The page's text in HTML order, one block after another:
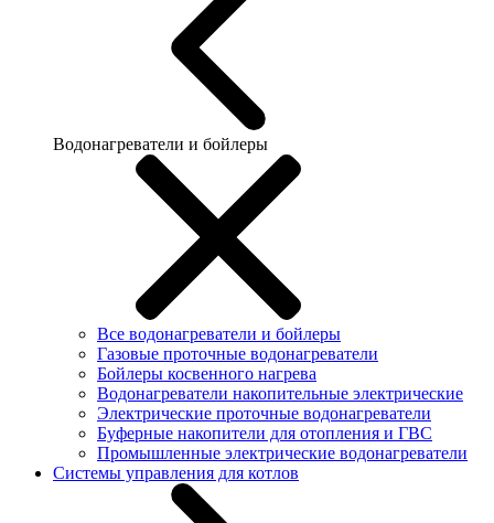
Водонагреватели и бойлеры
Все водонагреватели и бойлеры
Газовые проточные водонагреватели
Бойлеры косвенного нагрева
Водонагреватели накопительные электрические
Электрические проточные водонагреватели
Буферные накопители для отопления и ГВС
Промышленные электрические водонагреватели
Системы управления для котлов